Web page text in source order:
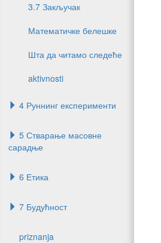
3.7 Закључак
Математичке белешке
Шта да читамо следеће
aktivnosti
4 Руннинг експерименти
5 Стварање масовне
сарадње
6 Етика
7 Будућност
priznanja